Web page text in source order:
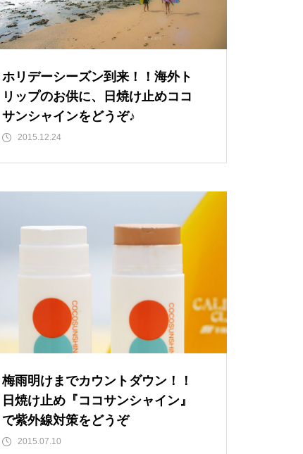
ホリデーシーズン到来！！海外ト
リップのお供に、日焼け止めココ
サンシャインをどうぞ♪
2015.12.24
梅雨明けまでカウントダウン！！
日焼け止め『ココサンシャイン』
で紫外線対策をどうぞ
2015.07.10